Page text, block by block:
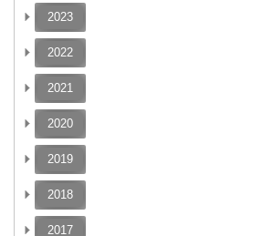
2023
2022
2021
2020
2019
2018
2017